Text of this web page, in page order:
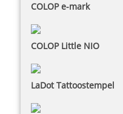
COLOP e-mark
COLOP Little NIO
LaDot Tattoostempel